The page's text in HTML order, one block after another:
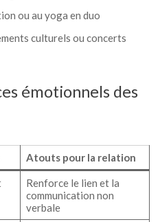
ou au yoga en duo
culturels ou concerts
émotionnels des
Atouts pour la relation
Renforce le lien et la
communication non
verbale